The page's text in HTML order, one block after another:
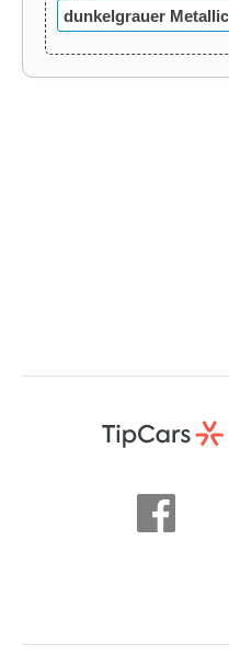
dunkelgrauer Metallic-